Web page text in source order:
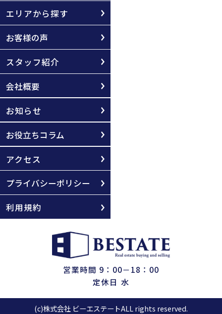
エリアから探す
お客様の声
スタッフ紹介
会社概要
お知らせ
お役立ちコラム
アクセス
プライバシーポリシー
利用規約
営業時間 9：00－18：00
定休日 水
(c)株式会社 ビーエステートALL rights reserved.